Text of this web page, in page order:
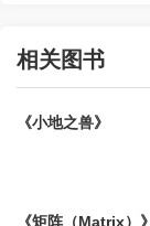
相关图书
《小地之兽》
《矩阵（Matrix）》